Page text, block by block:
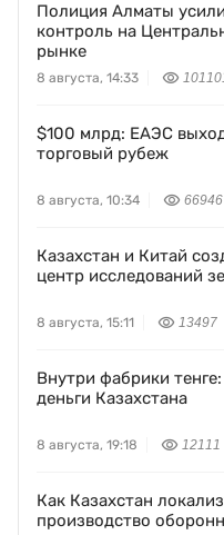
Полиция Алматы
контроль на
рынке
8 августа, 14:33
$100 млрд: ЕАЭС
торговый рубеж
8 августа, 10:34 66946
Казахстан и Китай
центр исследований
8 августа, 15:11 13497
Внутри фабрики
деньги Казахстана
8 августа, 19:18 12111
Как Казахстан
производство